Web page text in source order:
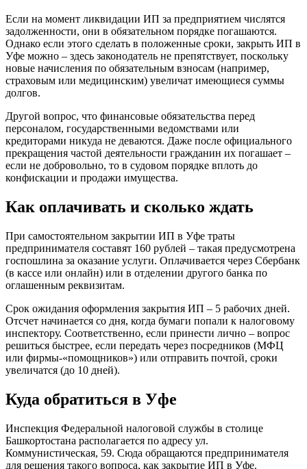
Если на момент ликвидации ИП за предприятием числятся
задолженности, они в обязательном порядке погашаются.
Однако если этого сделать в положенные сроки, закрыть ИП в
Уфе можно – здесь законодатель не препятствует, поскольку
новые начисления по обязательным взносам (например,
страховым или медицинским) увеличат имеющиеся суммы
долгов.
Другой вопрос, что финансовые обязательства перед
персоналом, государственными ведомствами или
кредиторами никуда не деваются. Даже после официального
прекращения частой деятельности гражданин их погашает –
если не добровольно, то в судовом порядке вплоть до
конфискации и продажи имущества.
Как оплачивать и сколько ждать
При самостоятельном закрытии ИП в Уфе траты
предпринимателя составят 160 рублей – такая предусмотрена
госпошлина за оказание услуги. Оплачивается через Сбербанк
(в кассе или онлайн) или в отделении другого банка по
оглашенным реквизитам.
Срок ожидания оформления закрытия ИП – 5 рабочих дней.
Отсчет начинается со дня, когда бумаги попали к налоговому
инспектору. Соответственно, если принести лично – вопрос
решиться быстрее, если передать через посредников (МФЦ
или фирмы-«помощников») или отправить почтой, сроки
увеличатся (до 10 дней).
Куда обратиться в Уфе
Инспекция Федеральной налоговой службы в столице
Башкортостана располагается по адресу ул.
Коммунистическая, 59. Сюда обращаются предпринимателя
для решения такого вопроса, как закрытие ИП в Уфе.